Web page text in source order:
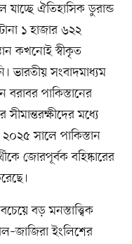
ঐতিহাসিক ডুরান্ড
১ হাজার ৬২২
কখনোই স্বীকৃত
ভারতীয় সংবাদমাধ্যম
বরাবর পাকিস্তানের
সীমান্তরক্ষীদের মধ্যে
সালে পাকিস্তান
জোরপূর্বক বহিষ্কারের
বড় মনস্তাত্ত্বিক
ইংলিশের